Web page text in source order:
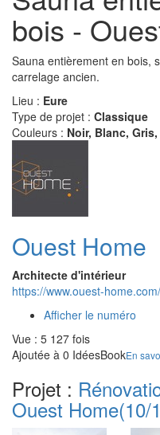
bois -
Sauna entièrement en bois,
carrelage ancien.
Lieu : Eure
Type de projet : Classique
Couleurs : Noir, Blanc,
Ouest Home
Architecte d'intérieur
https://www.ouest-home.com/
Afficher le numéro
Vue : 5 127 fois
Ajoutée à 0 IdéesBookEn
Projet :
Ouest Home(10/